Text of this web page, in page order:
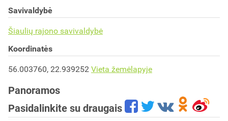
Savivaldybė
Šiaulių rajono savivaldybė
Koordinatės
56.003760, 22.939252 Vieta žemėlapyje
Panoramos
Pasidalinkite su draugais